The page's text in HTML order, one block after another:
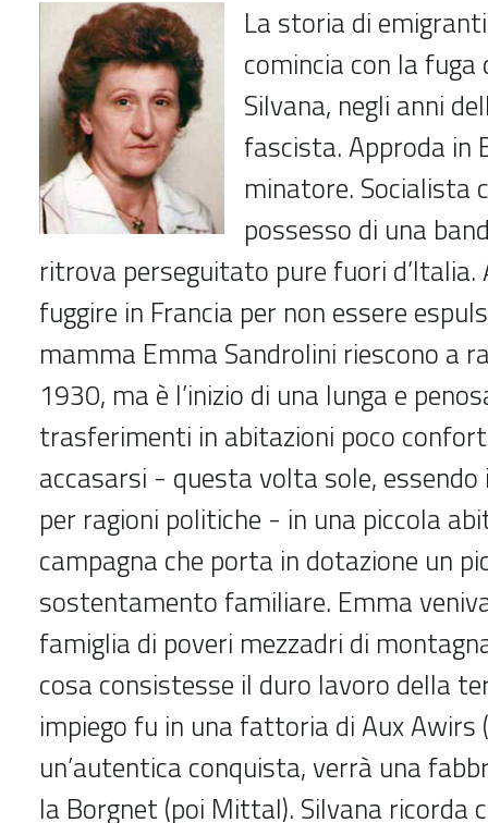
La storia di
comincia con la fuga
Silvana, negli anni
fascista. Approda in
minatore. Socialista
possesso di una
ritrova perseguitato pure fuori
fuggire in Francia per non essere
mamma Emma Sandrolini riescono a
1930, ma è l’inizio di una lunga e
trasferimenti in abitazioni poco
accasarsi - questa volta sole,
per ragioni politiche - in una piccola
campagna che porta in dotazione un
sostentamento familiare. Emma
famiglia di poveri mezzadri di
cosa consistesse il duro lavoro della
impiego fu in una fattoria di Aux Awirs
un’autentica conquista, verrà una
la Borgnet (poi Mittal). Silvana ricorda